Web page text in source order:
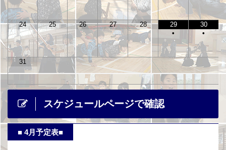
24 25 26 27 28
29
•
30
•
31
スケジュールページで確認
■ 4月予定表■